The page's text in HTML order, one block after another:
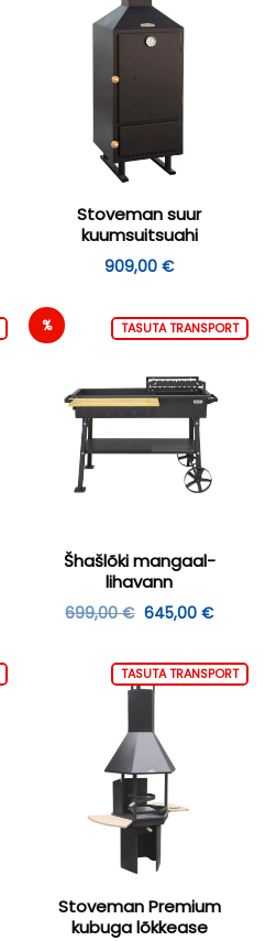
€
Stoveman suur
kuumsuitsuahi
909,00 €
% TASUTA TRANSPORT
Šhašlõki mangaal-
lihavann
699,00€ Algne
645,00 €
TASUTA TRANSPORT
Stoveman Premium
kubuga lõkkease